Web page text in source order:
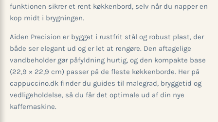
funktionen sikrer et rent køkkenbord, selv når du napper en
kop midt i brygningen.
Aiden Precision er bygget i rustfrit stål og robust plast, der
både ser elegant ud og er let at rengøre. Den aftagelige
vandbeholder gør påfyldning hurtig, og den kompakte base
(22,9 × 22,9 cm) passer på de fleste køkkenborde. Her på
cappuccino.dk finder du guides til malegrad, bryggetid og
vedligeholdelse, så du får det optimale ud af din nye
kaffemaskine.